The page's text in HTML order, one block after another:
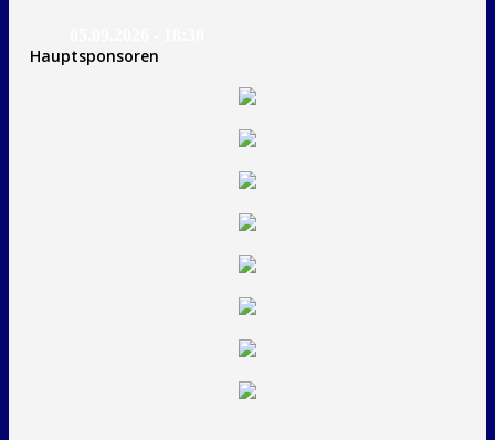
Hauptsponsoren